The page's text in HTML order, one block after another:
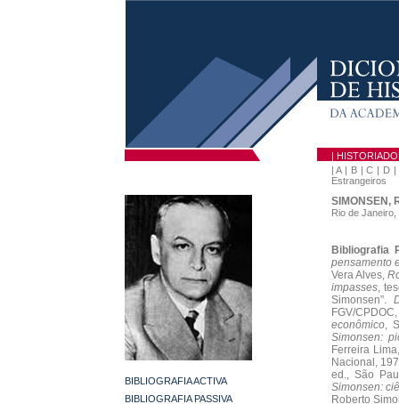
|
|A| B|C | D |
Estrangeiros
BIBLIOGRAFIA ACTIVA
BIBLIOGRAFIA PASSIVA
SIMONSEN,
Rio de
Bibliografia
pensamento
Vera Alves,
impasses,
Simonsen”.
FGV/
econômico,
Simonsen:
Ferreira
Nacional,
ed., São
Simonsen:
Roberto